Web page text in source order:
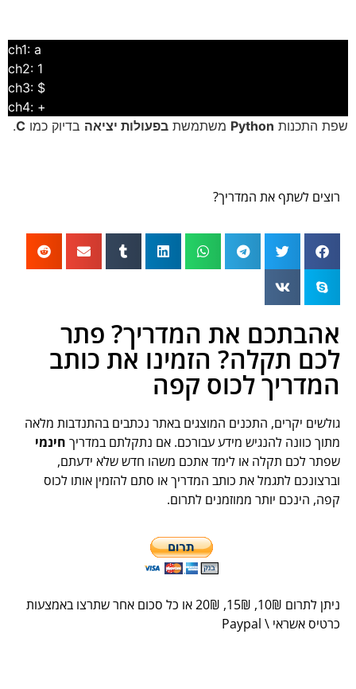
ch1: a
ch2: 1
$ :ch3
+ :ch4
שפת התכנות Python משתמשת בפעולות יציאה בדיוק כמו C
.
רוצים לשתף את המדריך?
אהבתכם את המדריך? פתר
לכם תקלה? הזמינו את כותב
המדריך לכוס קפה
גולשים יקרים, התכנים המוצגים באתר נכתבים בהתנדבות מלאה
מתוך כוונה להנגיש מידע עבורכם. אם נתקלתם במדריך חינמי
שפתר לכם תקלה או לימד אתכם משהו חדש שלא ידעתם,
וברצונכם לתגמל את כותב המדריך או סתם להזמין אותו לכוס
קפה, הינכם יותר ממוזמנים לתרום.
ניתן לתרום 10 ₪
, 15
₪
, 20
₪
או כל סכום אחר שתרצו באמצעות
כרטיס אשראי \ Paypal